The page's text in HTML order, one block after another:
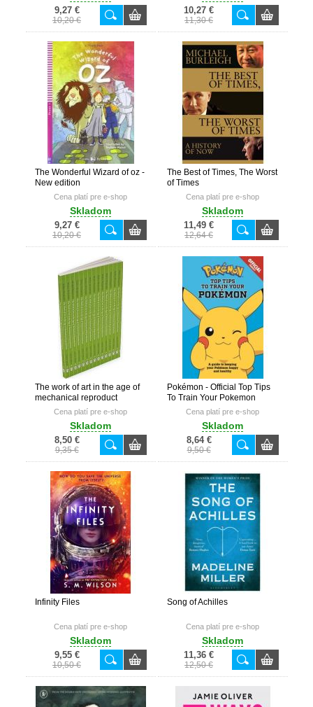
9,27 €
10,20 €
10,27 €
11,30 €
The Wonderful Wizard of oz -
New edition
Cena platí pre e-shop
Skladom
9,27 €
10,20 €
The Best of Times, The Worst
of Times
Cena platí pre e-shop
Skladom
11,49 €
12,64 €
The work of art in the age of
mechanical reproduct
Cena platí pre e-shop
Skladom
8,50 €
9,35 €
Pokémon - Official Top Tips
To Train Your Pokemon
Cena platí pre e-shop
Skladom
8,64 €
9,50 €
Infinity Files
Cena platí pre e-shop
Skladom
9,55 €
10,50 €
Song of Achilles
Cena platí pre e-shop
Skladom
11,36 €
12,50 €